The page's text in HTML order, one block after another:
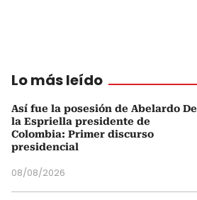
Lo más leído
Así fue la posesión de Abelardo De
la Espriella presidente de
Colombia: Primer discurso
presidencial
08/08/2026